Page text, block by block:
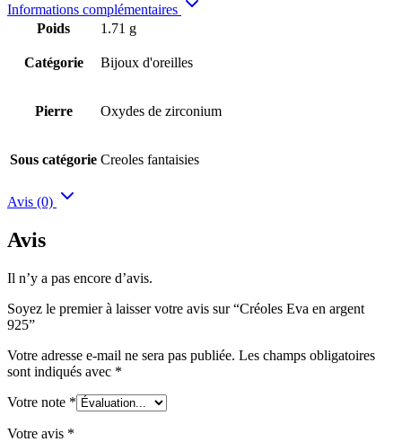
Informations complémentaires
Poids
1.71 g
Catégorie Bijoux d'oreilles
Pierre Oxydes de zirconium
Sous catégorie Creoles fantaisies
Avis (0)
Avis
Il n’y a pas encore d’avis.
Soyez le premier à laisser votre avis sur “Créoles Eva en argent
925”
Votre adresse e-mail ne sera pas publiée. Les champs obligatoires
sont indiqués avec *
Votre note *
Votre avis *